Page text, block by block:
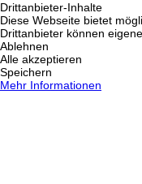
Drittanbieter-Inhalte
Diese Webseite bietet
Drittanbieter können
Ablehnen
Alle akzeptieren
Speichern
Mehr Informationen